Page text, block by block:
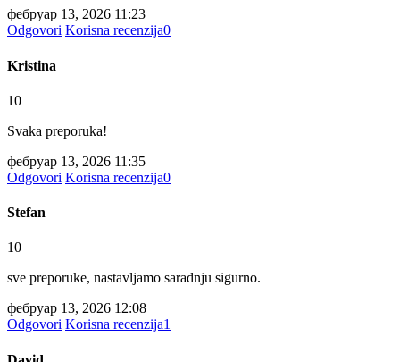
фебруар 13, 2026 11:23
Odgovori Korisna recenzija0
Kristina
10
Svaka preporuka!
фебруар 13, 2026 11:35
Odgovori Korisna recenzija0
Stefan
10
sve preporuke, nastavljamo saradnju sigurno.
фебруар 13, 2026 12:08
Odgovori Korisna recenzija1